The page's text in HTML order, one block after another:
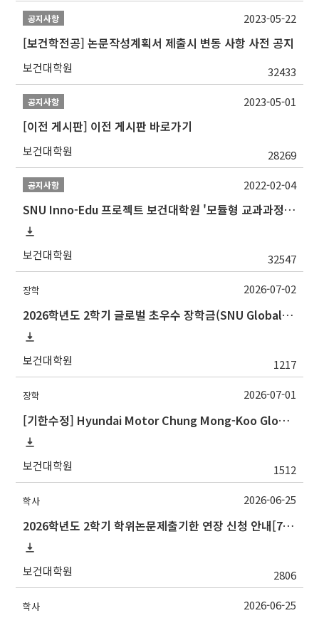
공지사항
[보건학전공] 논문작성계획서 제출시 변동 사항 사전 공지
보건대학원 32433
2023-05-22
공지사항
[이전 게시판] 이전 게시판 바로가기
보건대학원 28269
2023-05-01
공지사항
SNU Inno-Edu 프로젝트 보건대학원 '모듈형 교과과정' 안내(revised 2022/2/28)
보건대학원 32547
2022-02-04
장학
2026학년도 2학기 글로벌 초우수 장학금(SNU Global Scholarship, GS) 신청 안내
보건대학원 1217
2026-07-02
장학
[기한수정] Hyundai Motor Chung Mong-Koo Global Scholarship for Fall 2026 (2026학년도 2학기 현대차정몽구 글로벌장학사업 신규 선발 안내 )
보건대학원 1512
2026-07-01
학사
2026학년도 2학기 학위논문제출기한 연장 신청 안내[7/10(금)까지]
보건대학원 2806
2026-06-25
학사 2026-06-25